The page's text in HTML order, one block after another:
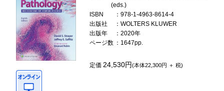
(eds.)
ISBN
：978-1-4963-8614-4
出版社
：WOLTERS KLUWER
出版年
：2020年
ページ数 ：1647pp.
定価24,530円(本体22,300円 ＋ 税)